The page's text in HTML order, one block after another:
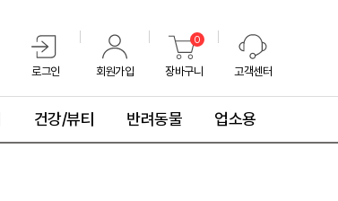
로그인 회원가입
0
장바구니 고객센터
건강/뷰티 반려동물 업소용